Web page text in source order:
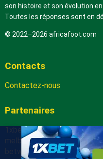
son histoire et son évolution
Toutes les réponses sont en
© 2022–2026 africafoot.com
Contacts
Contactez-nous
Partenaires
1xbetapk.africafoot.com
melbet.africafoot.com